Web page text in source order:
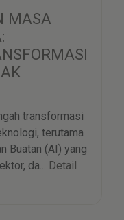
MASA
transformasi
terutama
Buatan (AI) yang
da... Detail